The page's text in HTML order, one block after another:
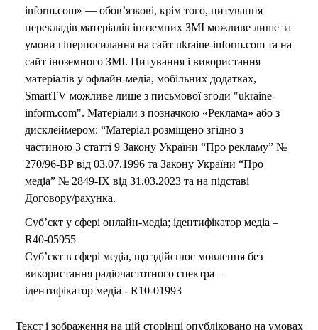
o
inform.com» — обов’язкові, крім того, цитування
перекладів матеріалів іноземних ЗМІ можливе лише за
умови гіперпосилання на сайт ukraine-inform.com та на
сайт іноземного ЗМІ. Цитування і використання
матеріалів у офлайн-медіа, мобільних додатках,
SmartTV можливе лише з письмової згоди "ukraine-
inform.com". Матеріали з позначкою «Реклама» або з
дисклеймером: “Матеріал розміщено згідно з
частиною 3 статті 9 Закону України “Про рекламу” №
270/96-ВР від 03.07.1996 та Закону України “Про
медіа” № 2849-IX від 31.03.2023 та на підставі
Договору/рахунка.
Суб’єкт у сфері онлайн-медіа; ідентифікатор медіа –
R40-05955
Суб’єкт в сфері медіа, що здійснює мовлення без
використання радіочастотного спектра –
ідентифікатор медіа - R10-01993
Текст і зображення на цій сторінці опубліковано на умовах